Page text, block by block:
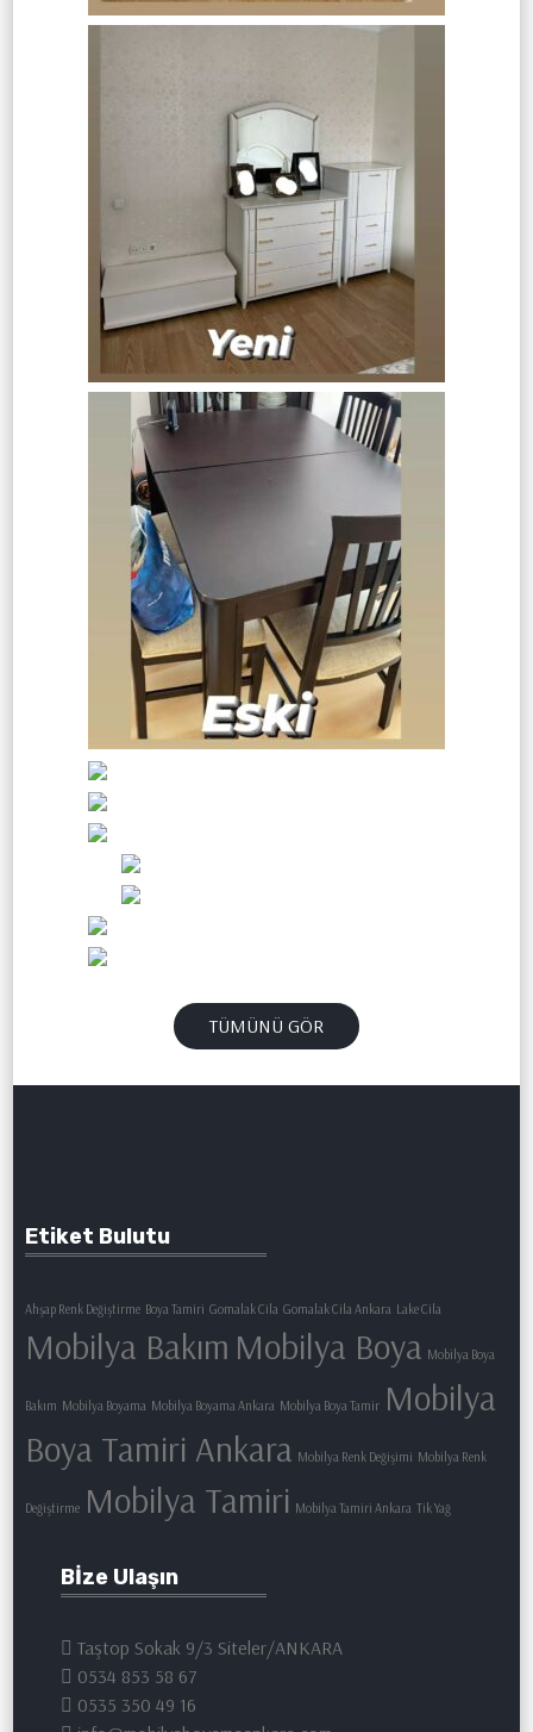
TÜMÜNÜ GÖR
Etiket Bulutu
Ahşap Renk Değiştirme Boya Tamiri Gomalak Cila Gomalak Cila Ankara Lake Cila
Mobilya Bakım Mobilya Boya Mobilya Boya
Bakım Mobilya Boyama Mobilya Boyama Ankara Mobilya Boya Tamir Mobilya
Boya Tamiri Ankara Mobilya Renk Değişimi Mobilya Renk
Değiştirme Mobilya Tamiri Mobilya Tamiri Ankara Tik Yağ
Bİze Ulaşın
Taştop Sokak 9/3 Siteler/ANKARA
0534 853 58 67
0535 350 49 16